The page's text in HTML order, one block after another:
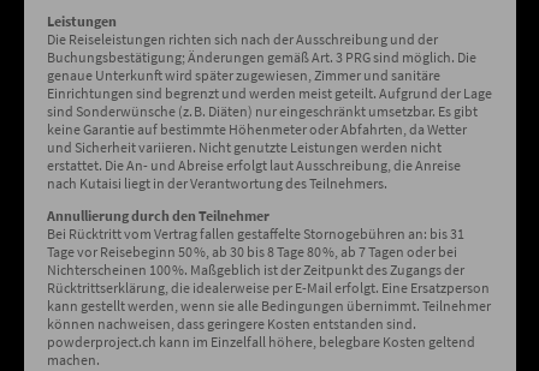
Leistungen
Die Reiseleistungen richten sich nach der Ausschreibung und der
Buchungsbestätigung; Änderungen gemäß Art. 3 PRG sind möglich. Die
genaue Unterkunft wird später zugewiesen, Zimmer und sanitäre
Einrichtungen sind begrenzt und werden meist geteilt. Aufgrund der Lage
sind Sonderwünsche (z. B. Diäten) nur eingeschränkt umsetzbar. Es gibt
keine Garantie auf bestimmte Höhenmeter oder Abfahrten, da Wetter
und Sicherheit variieren. Nicht genutzte Leistungen werden nicht
erstattet. Die An- und Abreise erfolgt laut Ausschreibung, die Anreise
nach Kutaisi liegt in der Verantwortung des Teilnehmers.
Annullierung durch den Teilnehmer
Bei Rücktritt vom Vertrag fallen gestaffelte Stornogebühren an: bis 31
Tage vor Reisebeginn 50 %, ab 30 bis 8 Tage 80 %, ab 7 Tagen oder bei
Nichterscheinen 100 %. Maßgeblich ist der Zeitpunkt des Zugangs der
Rücktrittserklärung, die idealerweise per E-Mail erfolgt. Eine Ersatzperson
kann gestellt werden, wenn sie alle Bedingungen übernimmt. Teilnehmer
können nachweisen, dass geringere Kosten entstanden sind.
powderproject.ch kann im Einzelfall höhere, belegbare Kosten geltend
machen.